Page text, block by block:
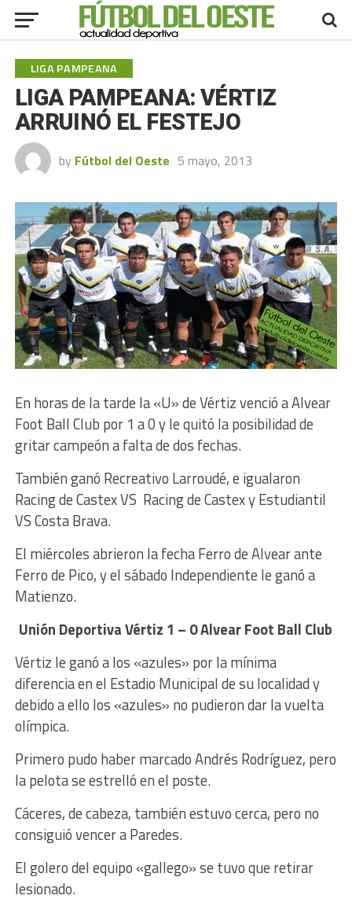
LIGA PAMPEANA
LIGA PAMPEANA: VÉRTIZ
ARRUINÓ EL FESTEJO
by Fútbol del Oeste 5 mayo, 2013
En horas de la tarde la «U» de Vértiz venció a Alvear
Foot Ball Club por 1 a 0 y le quitó la posibilidad de
gritar campeón a falta de dos fechas.
También ganó Recreativo Larroudé, e igualaron
Racing de Castex VS Racing de Castex y Estudiantil
VS Costa Brava.
El miércoles abrieron la fecha Ferro de Alvear ante
Ferro de Pico, y el sábado Independiente le ganó a
Matienzo.
Unión Deportiva Vértiz 1 – 0 Alvear Foot Ball Club
Vértiz le ganó a los «azules» por la mínima
diferencia en el Estadio Municipal de su localidad y
debido a ello los «azules» no pudieron dar la vuelta
olímpica.
Primero pudo haber marcado Andrés Rodríguez, pero
la pelota se estrelló en el poste.
Cáceres, de cabeza, también estuvo cerca, pero no
consiguió vencer a Paredes.
El golero del equipo «gallego» se tuvo que retirar
lesionado.